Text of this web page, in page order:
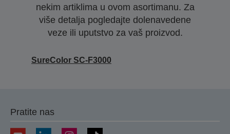
nekim artiklima u ovom asortimanu. Za
više detalja pogledajte dolenavedene
veze ili uputstvo za vaš proizvod.
SureColor SC-F3000
Pratite nas